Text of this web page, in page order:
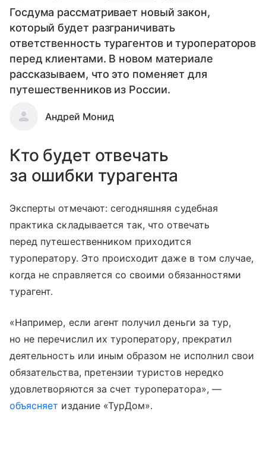
Госдума рассматривает новый закон,
который будет разграничивать
ответственность турагентов и туроператоров
перед клиентами. В новом материале
рассказываем, что это поменяет для
путешественников из России.
Андрей Монид
Кто будет отвечать
за ошибки турагента
Эксперты отмечают: сегодняшняя судебная
практика складывается так, что отвечать
перед путешественником приходится
туроператору. Это происходит даже в том случае,
когда не справляется со своими обязанностями
турагент.
«Например, если агент получил деньги за тур,
но не перечислил их туроператору, прекратил
деятельность или иным образом не исполнил свои
обязательства, претензии туристов нередко
удовлетворяются за счет туроператора», —
объясняет издание «ТурДом».